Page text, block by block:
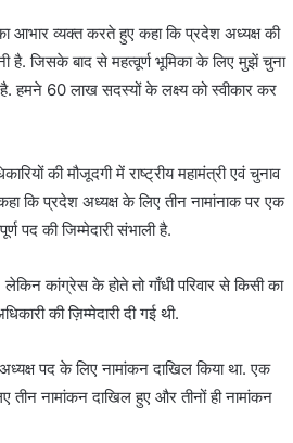
आभार व्यक्त करते हुए कहा कि प्रदेश अध्यक्ष की
है. जिसके बाद से महत्वूर्ण भूमिका के लिए मुझें चुना
हमने 60 लाख सदस्यों के लक्ष्य को स्वीकार कर
की मौजूदगी में राष्ट्रीय महामंत्री एवं चुनाव
कि प्रदेश अध्यक्ष के लिए तीन नामांनाक पर एक
पद की जिम्मेदारी संभाली है.
कांग्रेस के होते तो गाँधी परिवार से किसी का
की ज़िम्मेदारी दी गई थी.
पद के लिए नामांकन दाखिल किया था. एक
नामांकन दाखिल हुए और तीनों ही नामांकन